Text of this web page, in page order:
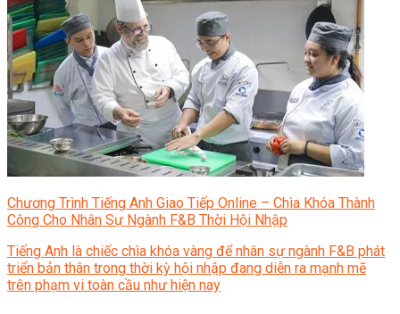
Chương Trình Tiếng Anh Giao Tiếp Online – Chìa Khóa Thành
Công Cho Nhân Sự Ngành F&B Thời Hội Nhập
Tiếng Anh là chiếc chìa khóa vàng để nhân sự ngành F&B phát
triển bản thân trong thời kỳ hội nhập đang diễn ra mạnh mẽ
trên phạm vi toàn cầu như hiện nay